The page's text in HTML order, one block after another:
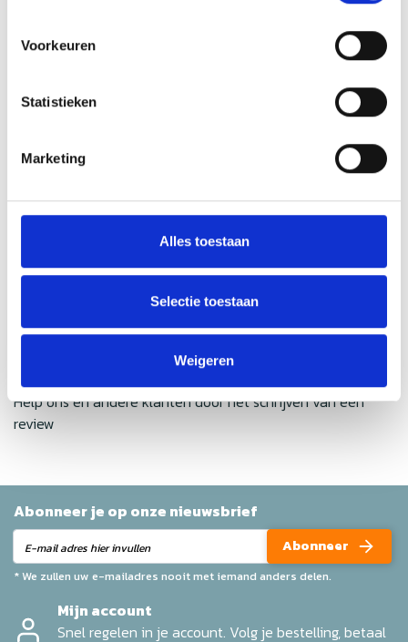
Voorkeuren
Statistieken
Marketing
Alles toestaan
Selectie toestaan
Weigeren
Gratis verzending
Meer informatie?
Neem contact op over dit product
Productomschrijving
Wat onze klanten zeggen
Gemiddelde van 0 review(s)
Schrijf je eigen review
Geen reviews gevonden
Help ons en andere klanten door het schrijven van een
review
Abonneer je op onze nieuwsbrief
Abonneer
* We zullen uw e-mailadres nooit met iemand anders delen.
Mijn account
Snel regelen in je account. Volg je bestelling, betaal